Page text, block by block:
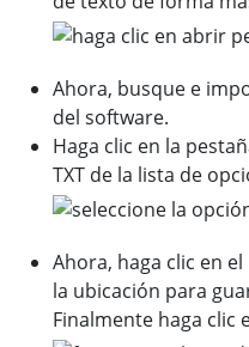
Ahora, busque e
del software.
Haga clic en la
TXT de la lista de
Ahora, haga clic en
la ubicación para
Finalmente haga clic